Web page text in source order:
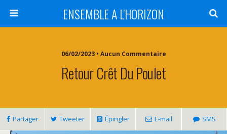
ENSEMBLE A L'HORIZON
06/02/2023 • Aucun Commentaire
Retour Crêt Du Poulet
Partager Tweeter Épingler E-mail SMS